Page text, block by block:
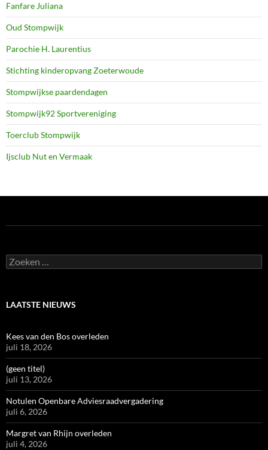
Fanfare Juliana
Oud Stompwijk
Parochie H. Laurentius
Stichting kinderopvang Zoeterwoude
Stompwijkse paardendagen
Stompwijk92 Sportvereniging
Toerclub Stompwijk
Ijsclub Nut en Vermaak
Zoeken
naar:
LAATSTE NIEUWS
Kees van den Bos overleden
juli 18, 2026
(geen titel)
juli 13, 2026
Notulen Openbare Adviesraadvergadering
juli 6, 2026
Margret van Rhijn overleden
juli 4, 2026